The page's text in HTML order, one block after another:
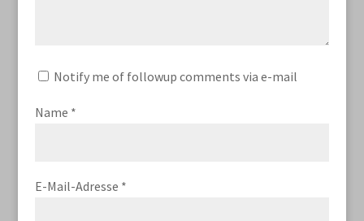
Notify me of followup comments via e-mail
Name *
E-Mail-Adresse *